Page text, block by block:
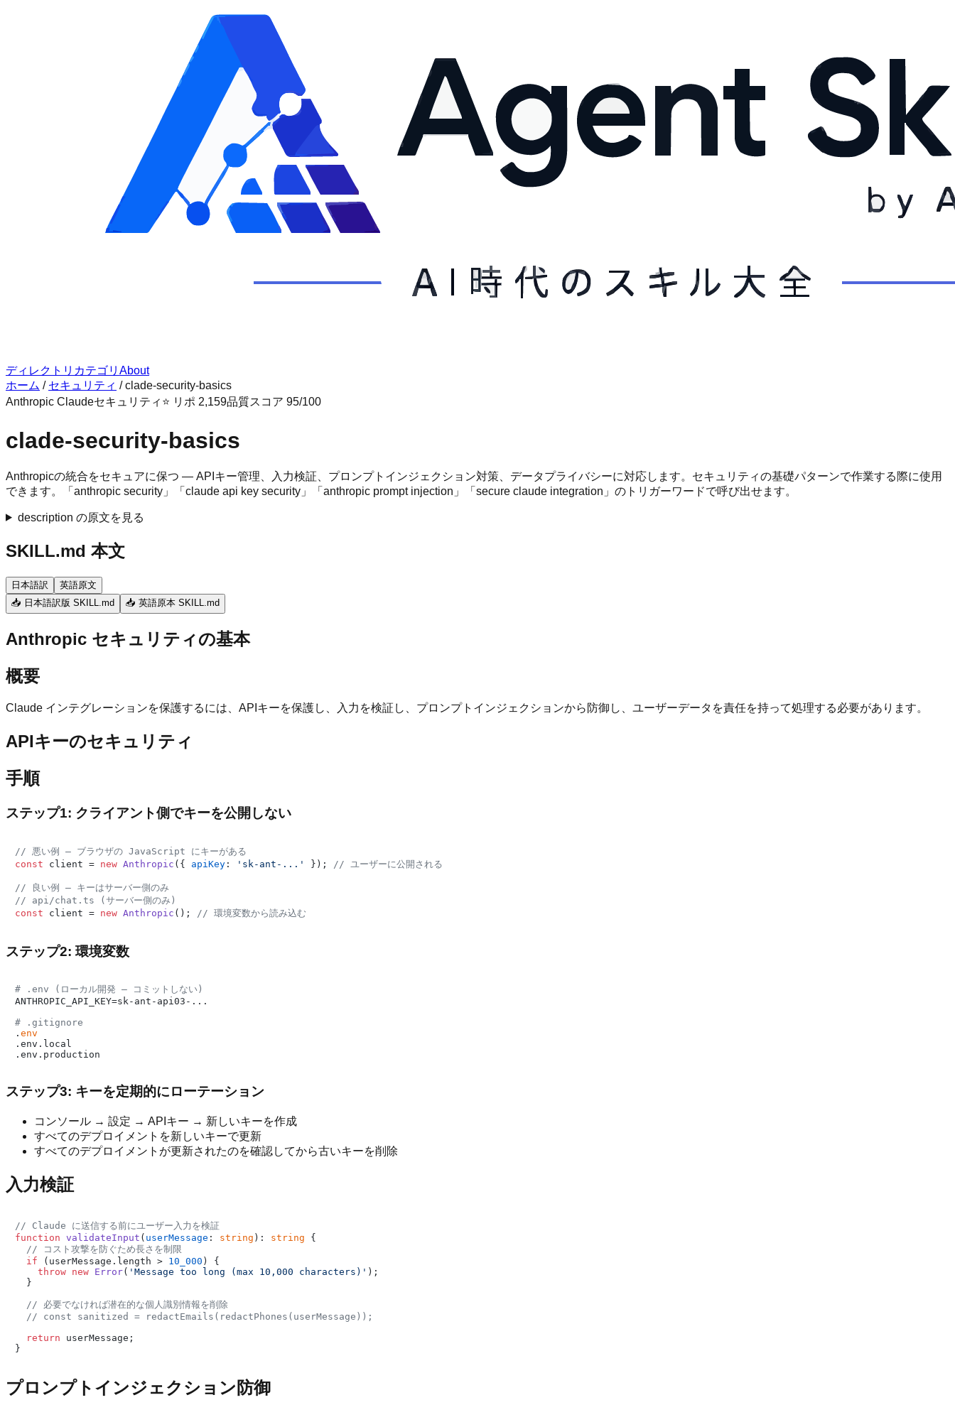
ディレクトリ カテゴリ About
ホーム / セキュリティ /clade-security-basics
Anthropic Claudeセキュリティ ⭐ リポ 2,159品質スコア 95/100
clade-security-basics
Anthropicの統合をセキュアに保つ — APIキー管理、入力検証、プロンプトインジェクション対策、データプライバシーに対応します。セキュリティの基礎パターンで作業する際に使用
できます。「anthropic security」「claude api key security」「anthropic prompt injection」「secure claude integration」のトリガーワードで呼び出せます。
description の原文を見る
SKILL.md 本文
日本語訳
英語原文
📥 日本語訳版 SKILL.md
📥 英語原本 SKILL.md
Anthropic セキュリティの基本
概要
Claude インテグレーションを保護するには、APIキーを保護し、入力を検証し、プロンプトインジェクションから防御し、ユーザーデータを責任を持って処理する必要があります。
APIキーのセキュリティ
手順
ステップ1: クライアント側でキーを公開しない
// 悪い例 — ブラウザの JavaScript にキーがある
const client = new Anthropic ({ apiKey : 'sk-ant-...' }); // ユーザーに公開される
// 良い例 — キーはサーバー側のみ
// api/chat.ts (サーバー側のみ)
const client = new Anthropic (); // 環境変数から読み込む
ステップ2: 環境変数
# .env (ローカル開発 — コミットしない)
ANTHROPIC_API_KEY=sk-ant-api03-...
# .gitignore
. env
.env.local
ステップ3: キーを定期的にローテーション
コンソール → 設定 → APIキー → 新しいキーを作成
すべてのデプロイメントを新しいキーで更新
すべてのデプロイメントが更新されたのを確認してから古いキーを削除
入力検証
// Claude に送信する前にユーザー入力を検証
function validateInput ( userMessage : string ): string {
// コスト攻撃を防ぐため長さを制限
if (userMessage. length > 10_000 ) {
throw new Error( 'Message too long (max 10,000 characters)' );
  }
// 必要でなければ潜在的な個人識別情報を削除
// const sanitized = redactEmails(redactPhones(userMessage));
return userMessage;
プロンプトインジェクション防御